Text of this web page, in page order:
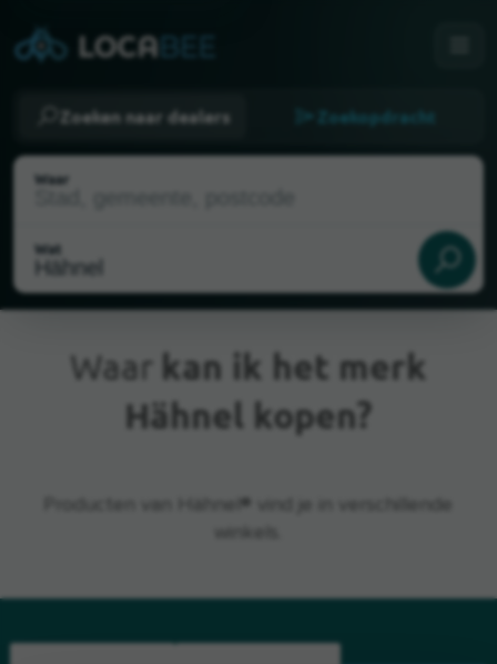
Zoeken naar dealers Zoekopdracht
Waar
Wat
Huidige locatie
Waar kan ik het merk
Hähnel kopen?
Producten van Hähnel® vind je in verschillende